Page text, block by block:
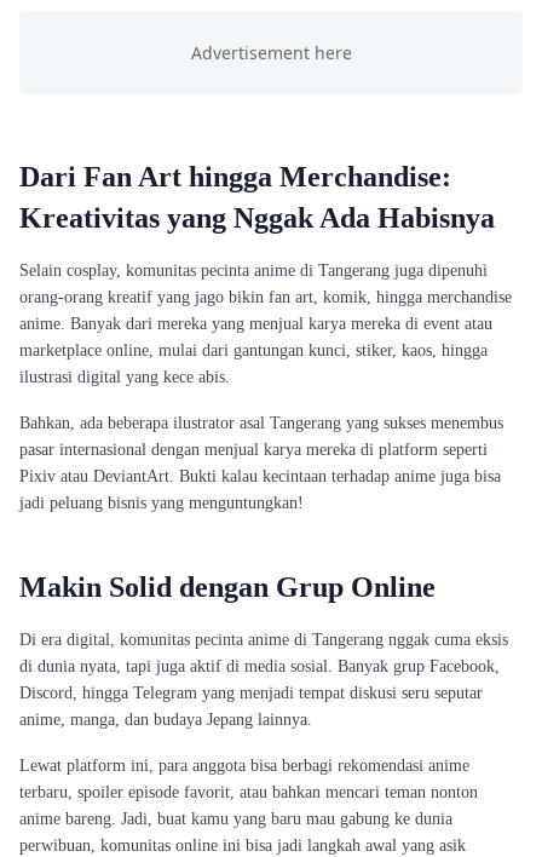
Dari Fan Art hingga Merchandise:
Kreativitas yang Nggak Ada Habisnya
Selain cosplay, komunitas pecinta anime di Tangerang juga dipenuhi
orang-orang kreatif yang jago bikin fan art, komik, hingga merchandise
anime. Banyak dari mereka yang menjual karya mereka di event atau
marketplace online, mulai dari gantungan kunci, stiker, kaos, hingga
ilustrasi digital yang kece abis.
Bahkan, ada beberapa ilustrator asal Tangerang yang sukses menembus
pasar internasional dengan menjual karya mereka di platform seperti
Pixiv atau DeviantArt. Bukti kalau kecintaan terhadap anime juga bisa
jadi peluang bisnis yang menguntungkan!
Makin Solid dengan Grup Online
Di era digital, komunitas pecinta anime di Tangerang nggak cuma eksis
di dunia nyata, tapi juga aktif di media sosial. Banyak grup Facebook,
Discord, hingga Telegram yang menjadi tempat diskusi seru seputar
anime, manga, dan budaya Jepang lainnya.
Lewat platform ini, para anggota bisa berbagi rekomendasi anime
terbaru, spoiler episode favorit, atau bahkan mencari teman nonton
anime bareng. Jadi, buat kamu yang baru mau gabung ke dunia
perwibuan, komunitas online ini bisa jadi langkah awal yang asik